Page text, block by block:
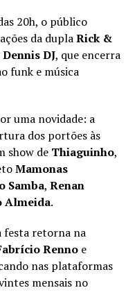
20h, o público
da duplaRick &
Dennis DJ, que encerra
funk e música
uma novidade: a
dos portões às
show de Thiaguinho,
Mamonas
Samba, Renan
Almeida.
festa retorna na
Rennoe
nas plataformas
mensais no